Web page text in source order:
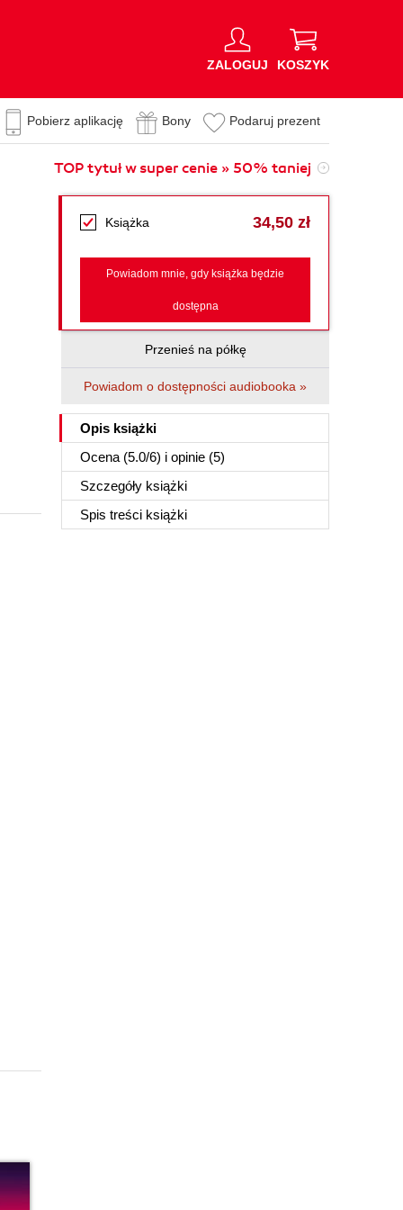
ZALOGUJ KOSZYK
Pobierz aplikację Bony Podaruj prezent
TOP tytuł w super cenie » 50% taniej
Książka 34,50 zł
Powiadom mnie, gdy książka będzie
dostępna
Przenieś na półkę
Powiadom o dostępności audiobooka »
Opis książki
Ocena (5.0/6) i opinie (5)
Szczegóły książki
Spis treści książki